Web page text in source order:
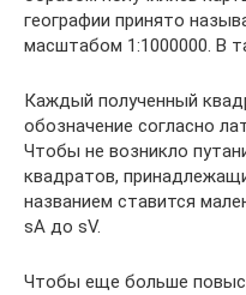
географии принято
масштабом 1:1000000. В
Каждый полученный
обозначение согласно
Чтобы не возникло
квадратов,
названием ставится
sA до sV.
Чтобы еще больше